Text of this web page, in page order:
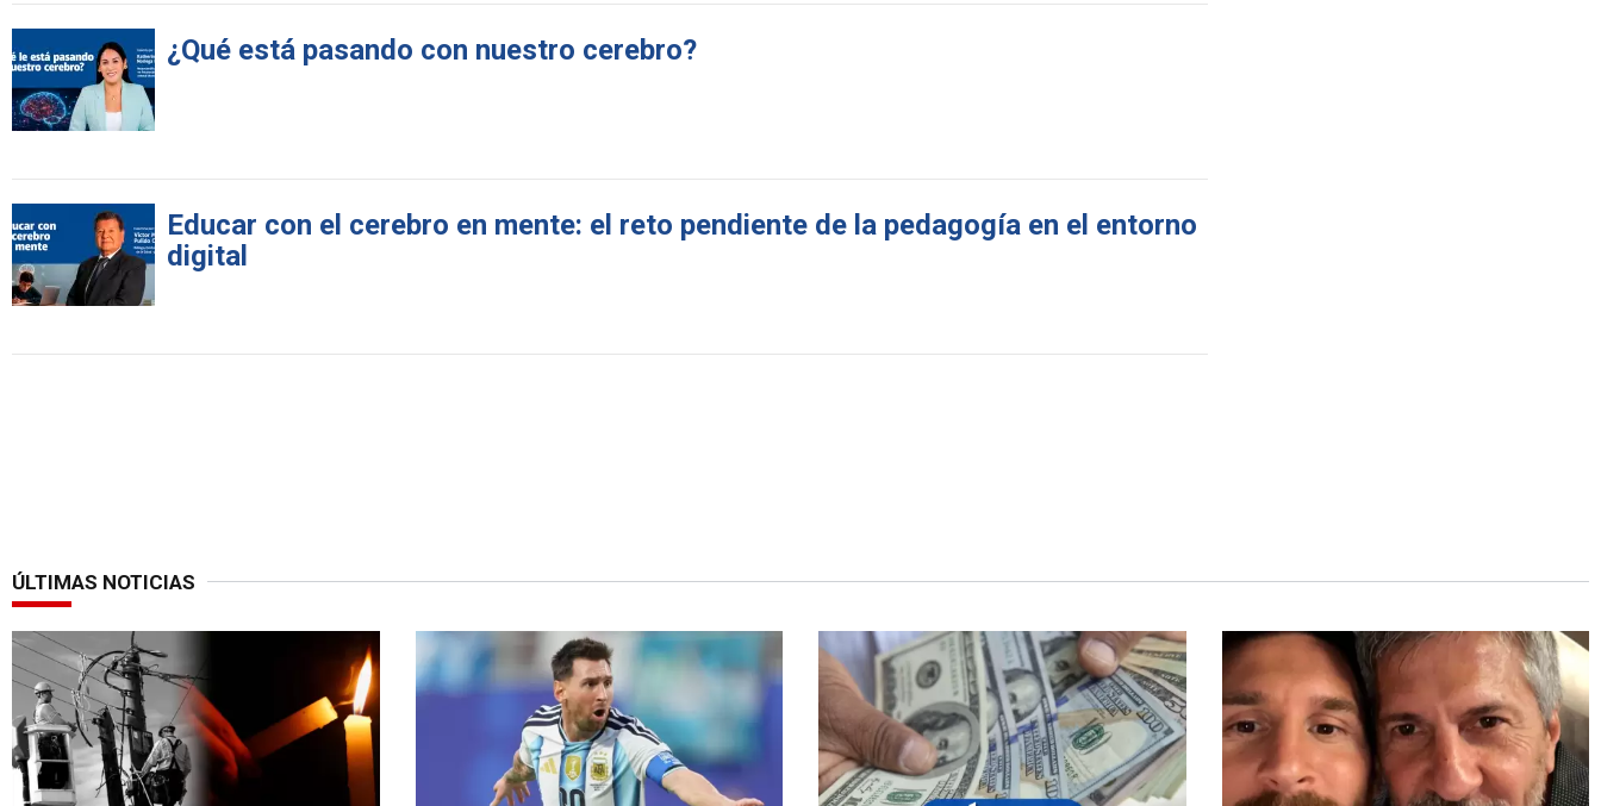
¿Qué está pasando con nuestro cerebro?
Educar con el cerebro en mente: el reto pendiente de la pedagogía en el entorno
digital
ÚLTIMAS NOTICIAS